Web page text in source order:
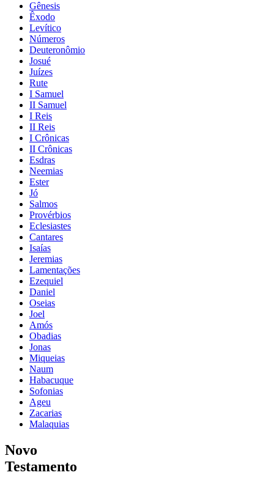
Gênesis
Êxodo
Levítico
Números
Deuteronômio
Josué
Juízes
Rute
I Samuel
II Samuel
I Reis
II Reis
I Crônicas
II Crônicas
Esdras
Neemias
Ester
Jó
Salmos
Provérbios
Eclesiastes
Cantares
Isaías
Jeremias
Lamentações
Ezequiel
Daniel
Oseias
Joel
Amós
Obadias
Jonas
Miqueias
Naum
Habacuque
Sofonias
Ageu
Zacarias
Malaquias
Novo
Testamento